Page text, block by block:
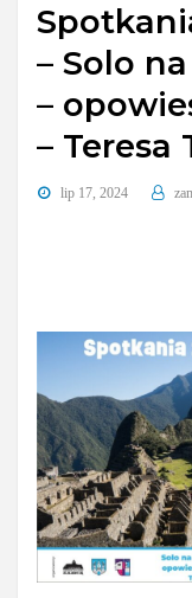
– Solo
–
– Teresa
lip 17, 2024